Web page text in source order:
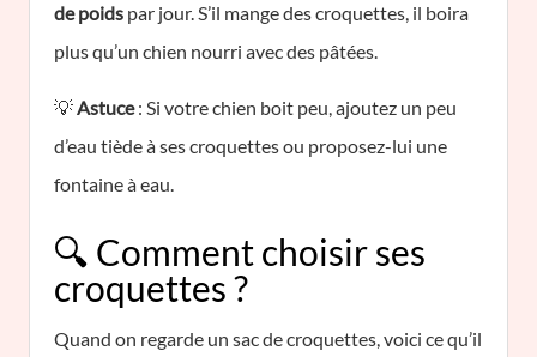
de poids par jour. S’il mange des croquettes, il boira
plus qu’un chien nourri avec des pâtées.
💡Astuce: Si votre chien boit peu, ajoutez un peu
d’eau tiède à ses croquettes ou proposez-lui une
fontaine à eau.
🔍 Comment choisir ses
croquettes ?
Quand on regarde un sac de croquettes, voici ce qu’il